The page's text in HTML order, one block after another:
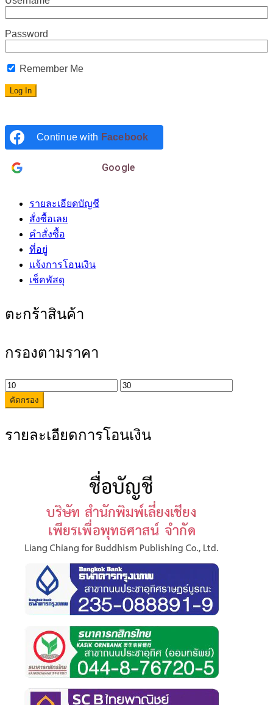
Password
Remember Me
Continue with Facebook
Google
รายละเอียดบัญชี
สั่งซื้อเลย
คำสั่งซื้อ
ที่อยู่
แจ้งการโอนเงิน
เช็คพัสดุ
ตะกร้าสินค้า
กรองตามราคา
ราคา
ต่ำ
ราคา
คัดกรอง
รายละเอียดการโอนเงิน